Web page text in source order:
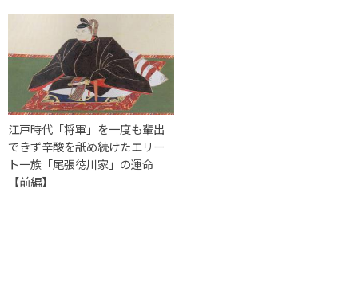
江戸時代「将軍」を一度も輩出
できず辛酸を舐め続けたエリー
ト一族「尾張徳川家」の運命
【前編】